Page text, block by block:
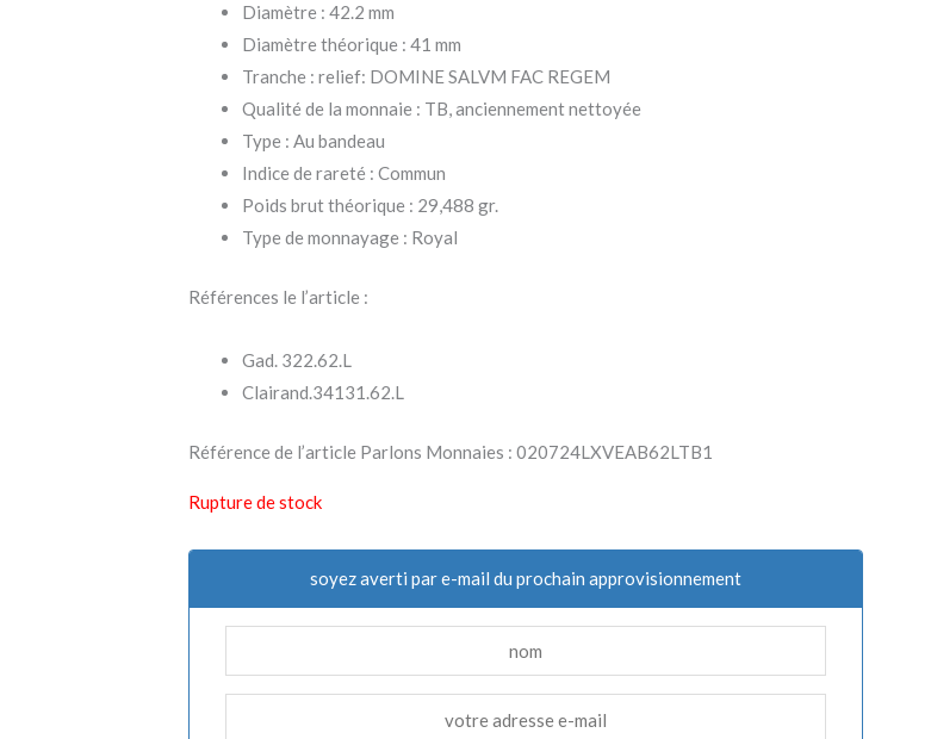
Diamètre : 42.2 mm
Diamètre théorique : 41 mm
Tranche : relief: DOMINE SALVM FAC REGEM
Qualité de la monnaie : TB, anciennement nettoyée
Type : Au bandeau
Indice de rareté : Commun
Poids brut théorique : 29,488 gr.
Type de monnayage : Royal
Références le l’article :
Gad. 322.62.L
Clairand.34131.62.L
Référence de l’article Parlons Monnaies : 020724LXVEAB62LTB1
Rupture de stock
soyez averti par e-mail du prochain approvisionnement